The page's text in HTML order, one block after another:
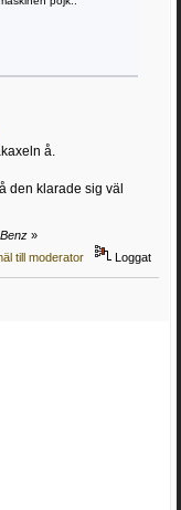
å.
den klarade sig väl
»
till moderator
Loggat